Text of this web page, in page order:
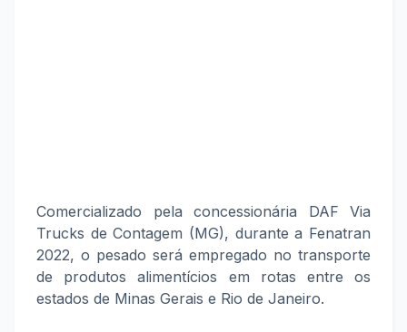
Comercializado pela concessionária DAF Via
Trucks de Contagem (MG), durante a Fenatran
2022, o pesado será empregado no transporte
de produtos alimentícios em rotas entre os
estados de Minas Gerais e Rio de Janeiro.